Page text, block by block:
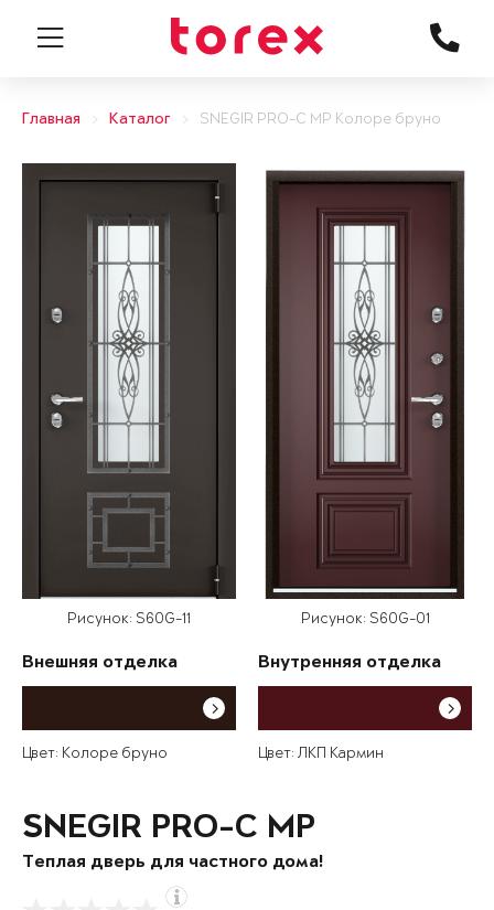
Главная Каталог SNEGIR PRO-C MP Колоре бруно
Рисунок: S60G-11
Внешняя отделка
Цвет: Колоре бруно
Рисунок: S60G-01
Внутренняя отделка
Цвет: ЛКП Кармин
SNEGIR PRO-C MP
Теплая дверь для частного дома!